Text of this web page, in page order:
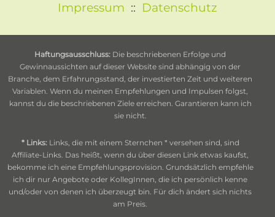
Impressum :: Datenschutz
Haftungsausschluss: Die beschriebenen Erfolge und
Gewinnaussichten auf dieser Website sind abhängig von der
Branche, dem Erfahrungsstand, der investierten Zeit und weiteren
Variablen. Wenn du meinen Empfehlungen und Impulsen folgst,
kannst du die beschriebenen Ziele erreichen. Garantieren kann ich
sie nicht.
* Links:Links, die mit einem Sternchen * versehen sind, sind
Affiliate-Links. Das heißt, wenn du über diesen Link etwas kaufst,
bekomme ich eine Empfehlungsprovision. Grundsätzlich empfehle
ich dir nur Angebote oder KollegInnen, die ich persönlich kenne
und/oder von denen ich überzeugt bin. Für dich ändert sich nichts
am Preis.